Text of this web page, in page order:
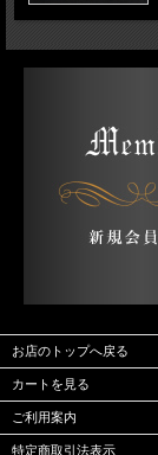
お店のトップへ戻る
カートを見る
ご利用案内
特定商取引法表示